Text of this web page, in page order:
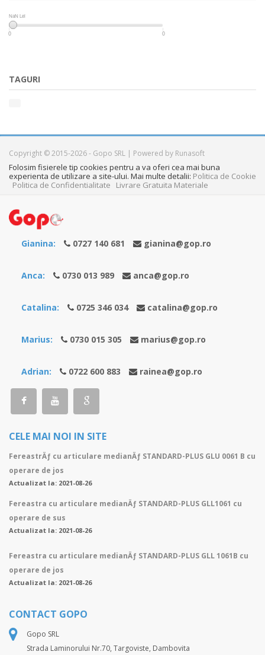
NaN Lei
NaN Lei
0 0
TAGURI
Copyright © 2015-2026 - Gopo SRL | Powered by Runasoft
Folosim fisierele tip cookies pentru a va oferi cea mai buna
experienta de utilizare a site-ului. Mai multe detalii: Politica de Cookie
Politica de Confidentialitate
Livrare Gratuita Materiale
Gianina: 0727 140 681 gianina@gop.ro
Anca: 0730 013 989 anca@gop.ro
Catalina: 0725 346 034 catalina@gop.ro
Marius: 0730 015 305 marius@gop.ro
Adrian: 0722 600 883 rainea@gop.ro
CELE MAI NOI IN SITE
FereastrÄƒ cu articulare medianÄƒ STANDARD-PLUS GLU 0061 B cu
operare de jos
Actualizat la: 2021-08-26
Fereastra cu articulare medianÄƒ STANDARD-PLUS GLL1061 cu
operare de sus
Actualizat la: 2021-08-26
Fereastra cu articulare medianÄƒ STANDARD-PLUS GLL 1061B cu
operare de jos
Actualizat la: 2021-08-26
CONTACT GOPO
Gopo SRL
Strada Laminorului Nr.70, Targoviste, Dambovita